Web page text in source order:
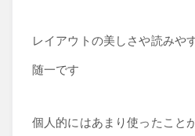
レイアウトの美しさや読みや
随一です
個人的にはあまり使ったこと